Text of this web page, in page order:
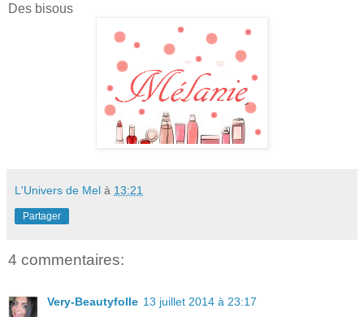
Des bisous
L'Univers de Mel à 13:21
Partager
4 commentaires:
Very-Beautyfolle 13 juillet 2014 à 23:17